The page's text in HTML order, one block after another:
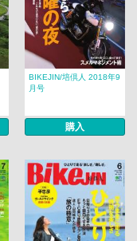
BIKEJIN/培倶人 2018年9
月号
購入